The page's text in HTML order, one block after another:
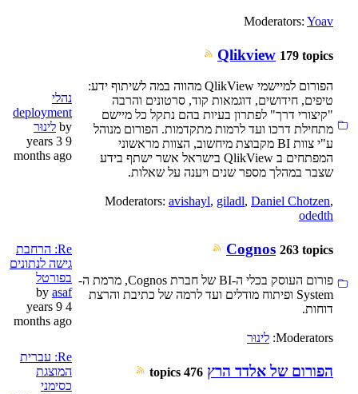
Moderators: Yoav
Qlikview 179 topics
הפורום למיישמי QlikView מהווה במה לשיתוף ידע:
טיפים, חידושים, דוגמאות קוד, סרטונים והרבה
"קיצורי דרך" לפתרון בעיות בהם נתקל כל מיישם
מתחילת דרכו ועד לרמות מתקדמות. הפורום מנוהל
ע"י צוות BI מקבוצת מיחשוב, הצוות מראשוני
המפתחים ב QlikView בישראל אשר ישתף בידע
שצבר במהלך מספר שנים ויענה על שאלות.
Moderators: avishayl, giladl, Daniel Chotzen,
odedth
נהלי
deployment
by לינוּר
9 years 3
months ago
Cognos 263 topics
פורום העוסק בכלי ה-BI של חברת Cognos, מרמת ה-
System ופיתוח מודלים ועד לרמה של כתיבת והרצת
דוחות.
Moderators: לינוּר
Re: הרחבת
גישה לנתונים
בפורטל
by asaf
4 years 9
months ago
הפורום של אלדד הרץ 476 topics
Re: עברית
המוצגת
כסימני